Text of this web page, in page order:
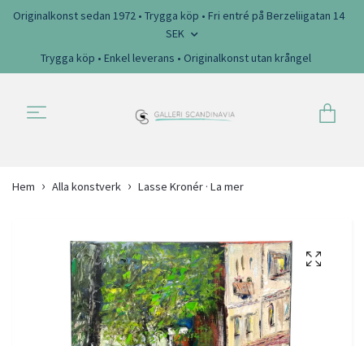
Originalkonst sedan 1972 • Trygga köp • Fri entré på Berzeliigatan 14
SEK
Trygga köp • Enkel leverans • Originalkonst utan krångel
Hem Alla konstverk Lasse Kronér · La mer